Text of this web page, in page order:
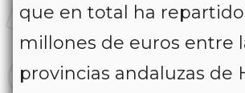
que en total ha repartido
millones de euros entre
provincias andaluzas de